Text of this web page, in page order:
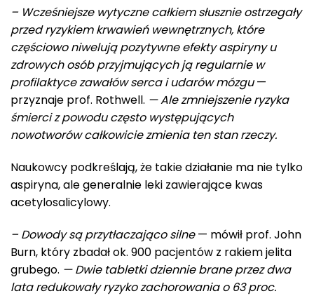
– Wcześniejsze wytyczne całkiem słusznie ostrzegały
przed ryzykiem krwawień wewnętrznych, które
częściowo niwelują pozytywne efekty aspiryny u
zdrowych osób przyjmujących ją regularnie w
profilaktyce zawałów serca i udarów mózgu—
przyznaje prof. Rothwell. — Ale zmniejszenie ryzyka
śmierci z powodu często występujących
nowotworów całkowicie zmienia ten stan rzeczy.
Naukowcy podkreślają, że takie działanie ma nie tylko
aspiryna, ale generalnie leki zawierające kwas
acetylosalicylowy.
– Dowody są przytłaczająco silne— mówił prof. John
Burn, który zbadał ok. 900 pacjentów z rakiem jelita
grubego. — Dwie tabletki dziennie brane przez dwa
lata redukowały ryzyko zachorowania o 63 proc.